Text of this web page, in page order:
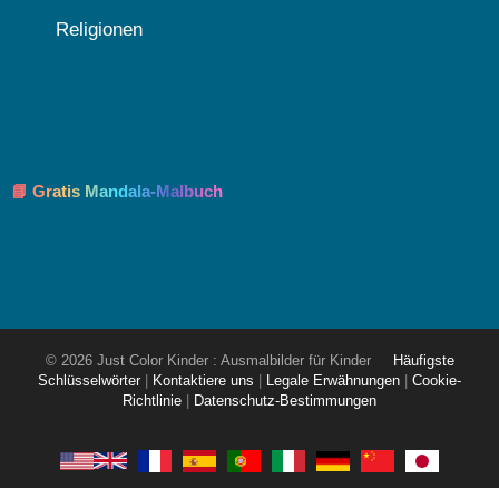
Religionen
📘 Gratis Mandala-Malbuch
© 2026 Just Color Kinder : Ausmalbilder für Kinder
Häufigste
Schlüsselwörter
Kontaktiere uns Legale Erwähnungen
Cookie-
Richtlinie
Datenschutz-Bestimmungen